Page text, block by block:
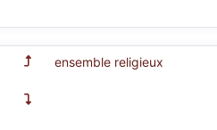
ensemble religieux